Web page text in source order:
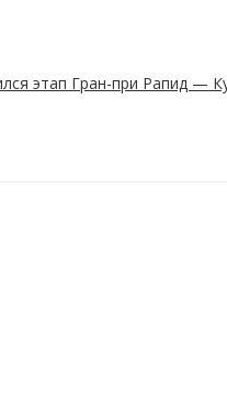
этап Гран-при Рапид —